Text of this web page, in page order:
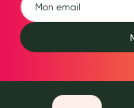
Huiles
Mon bébé